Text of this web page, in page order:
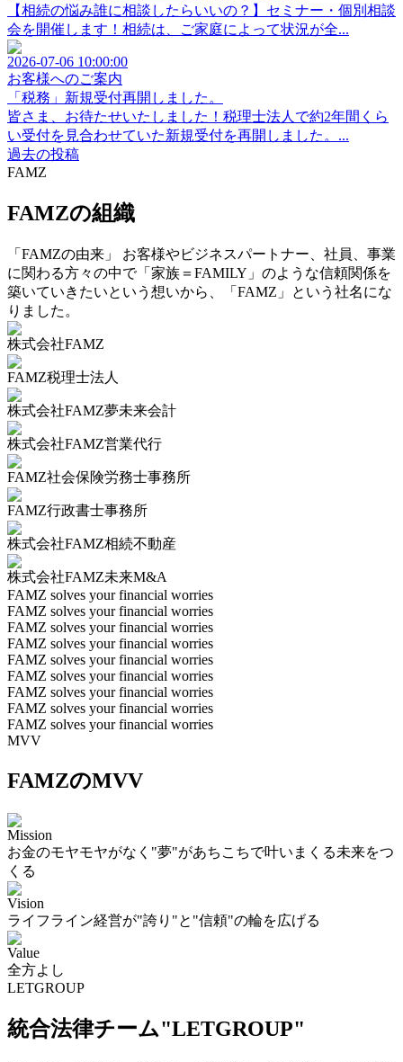
【相続の悩み誰に相談したらいいの？】セミナー・個別相談
会を開催します！相続は、ご家庭によって状況が全...
2026-07-06 10:00:00
お客様へのご案内
「税務」新規受付再開しました。
皆さま、お待たせいたしました！税理士法人で約2年間くら
い受付を見合わせていた新規受付を再開しました。...
過去の投稿
FAMZ
FAMZの組織
「FAMZの由来」 お客様やビジネスパートナー、社員、事業
に関わる方々の中で「家族＝FAMILY」のような信頼関係を
築いていきたいという想いから、「FAMZ」という社名にな
りました。
株式会社FAMZ
FAMZ税理士法人
株式会社FAMZ夢未来会計
株式会社FAMZ営業代行
FAMZ社会保険労務士事務所
FAMZ行政書士事務所
株式会社FAMZ相続不動産
株式会社FAMZ未来M&A
FAMZ solves your financial worries
FAMZ solves your financial worries
FAMZ solves your financial worries
FAMZ solves your financial worries
FAMZ solves your financial worries
FAMZ solves your financial worries
FAMZ solves your financial worries
FAMZ solves your financial worries
FAMZ solves your financial worries
MVV
FAMZのMVV
Mission
お金のモヤモヤがなく"夢"があちこちで叶いまくる未来をつ
くる
Vision
ライフライン経営が"誇り"と"信頼"の輪を広げる
Value
全方よし
LETGROUP
統合法律チーム"LETGROUP"